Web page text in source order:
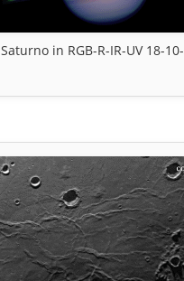
Saturno in RGB-R-IR-UV 18-